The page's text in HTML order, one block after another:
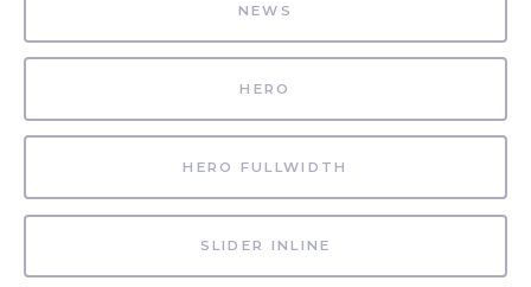
NEWS
HERO
HERO FULLWIDTH
SLIDER INLINE